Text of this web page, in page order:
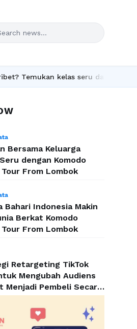
kelas seru dan materi
Bersama Keluarga
dengan Komodo
From Lombok
Bahari Indonesia Makin
Berkat Komodo
From Lombok
Retargeting TikTok
Mengubah Audiens
Menjadi Pembeli Secara